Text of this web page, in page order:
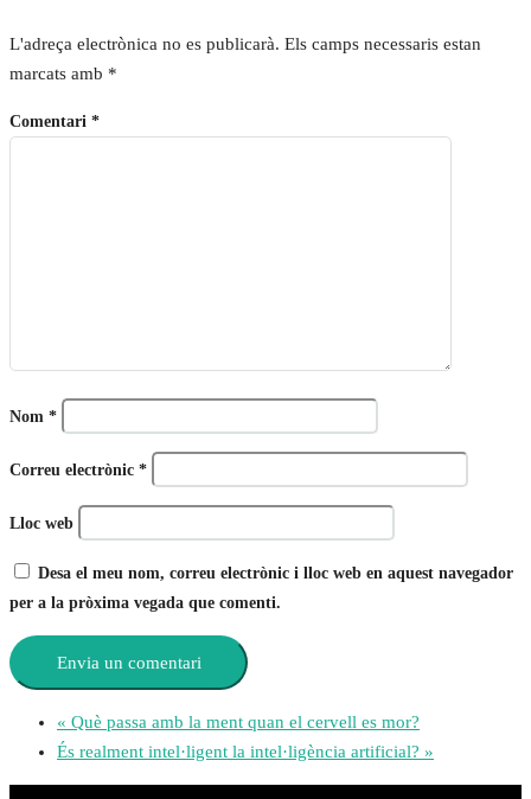
L'adreça electrònica no es publicarà. Els camps necessaris estan
marcats amb *
Comentari *
Nom *
Correu electrònic *
Lloc web
Desa el meu nom, correu electrònic i lloc web en aquest navegador
per a la pròxima vegada que comenti.
« Què passa amb la ment quan el cervell es mor?
És realment intel·ligent la intel·ligència artificial? »